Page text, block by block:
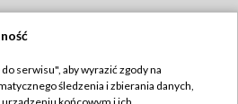
TVP
serwisu", aby wyrazić zgody na
śledzenia i zbierania danych,